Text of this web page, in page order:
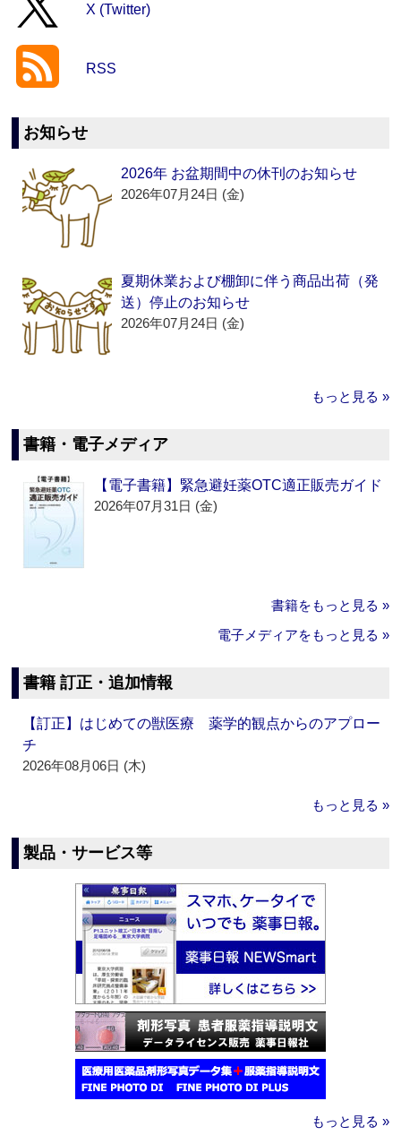
X (Twitter)
RSS
お知らせ
2026年 お盆期間中の休刊のお知らせ
2026年07月24日 (金)
夏期休業および棚卸に伴う商品出荷（発
送）停止のお知らせ
2026年07月24日 (金)
もっと見る »
書籍・電子メディア
【電子書籍】緊急避妊薬OTC適正販売ガイド
2026年07月31日 (金)
書籍をもっと見る »
電子メディアをもっと見る »
書籍 訂正・追加情報
【訂正】はじめての獣医療 薬学的観点からのアプロー
チ
2026年08月06日 (木)
もっと見る »
製品・サービス等
もっと見る »